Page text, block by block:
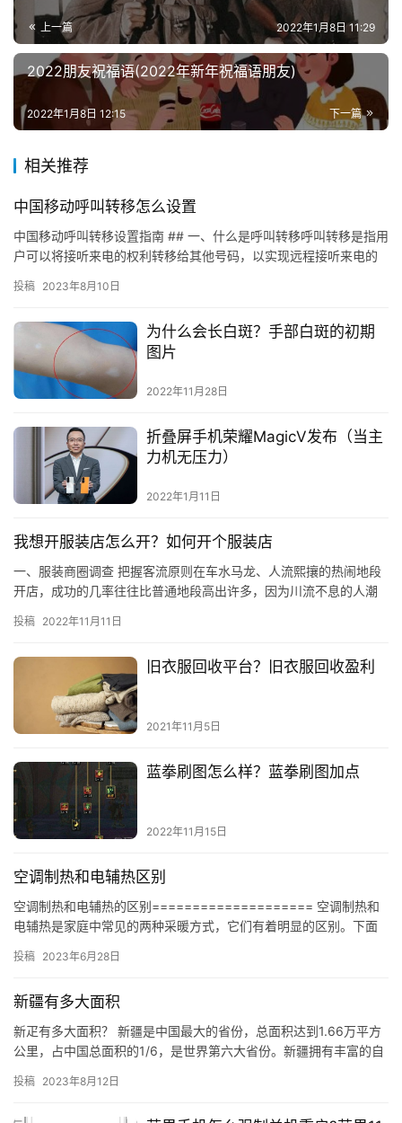
上一篇 2022年1月8日 11:29
2022朋友祝福语(2022年新年祝福语朋友)
下一篇
2022年1月8日 12:15
相关推荐
中国移动呼叫转移怎么设置
中国移动呼叫转移设置指南 ## 一、什么是呼叫转移呼叫转移是指用
户可以将接听来电的权利转移给其他号码，以实现远程接听来电的
投稿 2023年8月10日
为什么会长白斑？手部白斑的初期
图片
2022年11月28日
折叠屏手机荣耀MagicV发布（当主
力机无压力）
2022年1月11日
我想开服装店怎么开？如何开个服装店
一、服装商圈调查 把握客流原则在车水马龙、人流熙攘的热闹地段
开店，成功的几率往往比普通地段高出许多，因为川流不息的人潮
费者…
投稿 2022年11月11日
旧衣服回收平台？旧衣服回收盈利
2021年11月5日
蓝拳刷图怎么样？蓝拳刷图加点
2022年11月15日
空调制热和电辅热区别
空调制热和电辅热的区别==================== 空调制热和
电辅热是家庭中常见的两种采暖方式，它们有着明显的区别。下面
投稿 2023年6月28日
新疆有多大面积
新疋有多大面积？ 新疆是中国最大的省份，总面积达到1.66万平方
公里，占中国总面积的1/6，是世界第六大省份。新疆拥有丰富的自
投稿 2023年8月12日